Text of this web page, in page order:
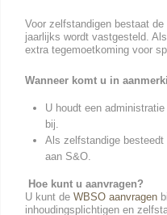
Voor zelfstandigen bestaat
jaarlijks wordt vastgesteld.
extra tegemoetkoming voor
Wanneer komt u in
U houdt een
bij.
Als zelfstandige besteedt
aan S&O.
Hoe kunt u aanvragen?
U kunt de WBSO aanvragen
inhoudingsplichtigen en